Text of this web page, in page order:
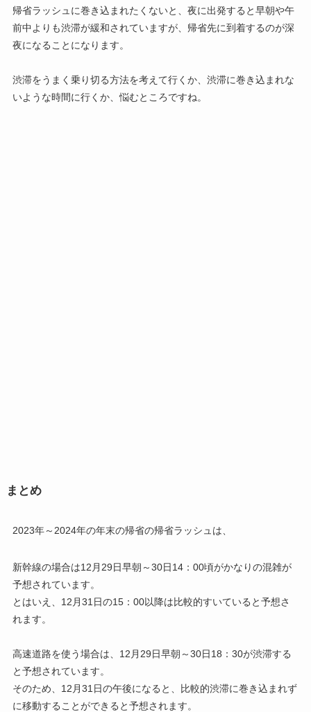
帰省ラッシュに巻き込まれたくないと、夜に出発すると早朝や午
前中よりも渋滞が緩和されていますが、帰省先に到着するのが深
夜になることになります。
渋滞をうまく乗り切る方法を考えて行くか、渋滞に巻き込まれな
いような時間に行くか、悩むところですね。
まとめ
2023年～2024年の年末の帰省の帰省ラッシュは、
新幹線の場合は12月29日早朝～30日14：00頃がかなりの混雑が
予想されています。
とはいえ、12月31日の15：00以降は比較的すいていると予想さ
れます。
高速道路を使う場合は、12月29日早朝～30日18：30が渋滞する
と予想されています。
そのため、12月31日の午後になると、比較的渋滞に巻き込まれず
に移動することができると予想されます。